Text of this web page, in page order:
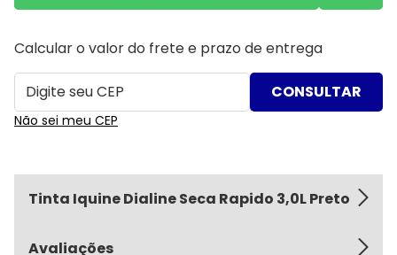
Calcular o valor do frete e prazo de entrega
Não sei meu CEP
Tinta Iquine Dialine Seca Rapido 3,0L Preto
Avaliações